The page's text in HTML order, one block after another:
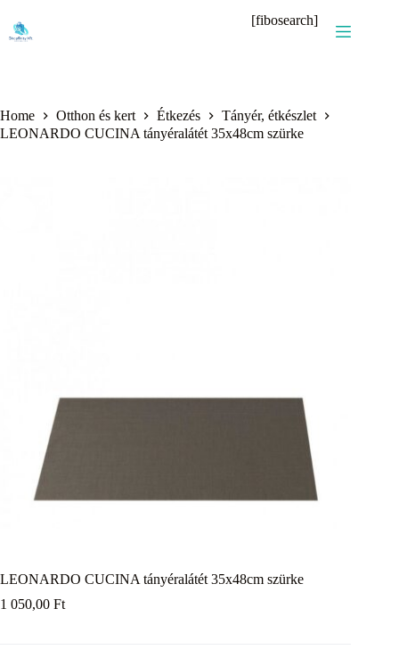
content
[fibosearch]
Home Otthon és kert Étkezés
Tányér, étkészlet
LEONARDO CUCINA tányéralátét 35x48cm szürke
LEONARDO CUCINA tányéralátét 35x48cm szürke
1 050,00 Ft